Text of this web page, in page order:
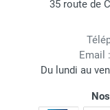
35 route de
Email :
Du lundi au